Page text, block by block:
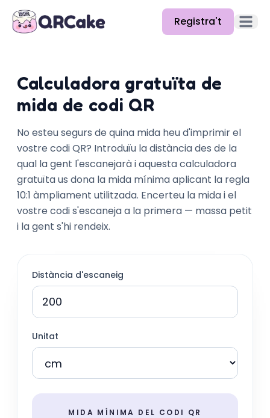
Registra't Obre
Preus
Blog
Docs
Ajuda
API
Calculadora gratuïta de
mida de codi QR
No esteu segurs de quina mida heu d'imprimir el
vostre codi QR? Introduïu la distància des de la
qual la gent l'escanejarà i aquesta calculadora
gratuïta us dona la mida mínima aplicant la regla
10:1 àmpliament utilitzada. Encerteu la mida i el
vostre codi s'escaneja a la primera — massa petit
i la gent s'hi rendeix.
Distància d'escaneig
Unitat
MIDA MÍNIMA DEL CODI QR